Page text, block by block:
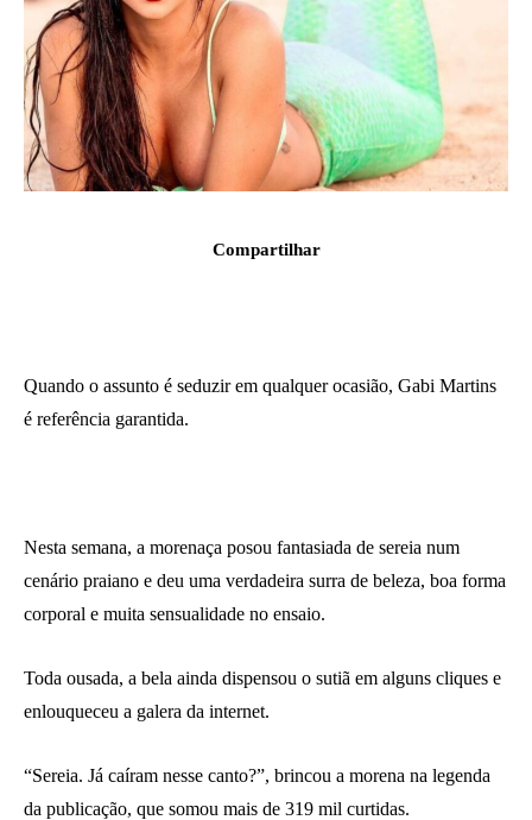
Compartilhar
Quando o assunto é seduzir em qualquer ocasião, Gabi Martins
é referência garantida.
Nesta semana, a morenaça posou fantasiada de sereia num
cenário praiano e deu uma verdadeira surra de beleza, boa forma
corporal e muita sensualidade no ensaio.
Toda ousada, a bela ainda dispensou o sutiã em alguns cliques e
enlouqueceu a galera da internet.
“Sereia. Já caíram nesse canto?”, brincou a morena na legenda
da publicação, que somou mais de 319 mil curtidas.